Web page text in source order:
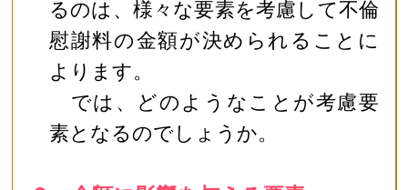
るのは、様々な要素を考慮して不倫
慰謝料の金額が決められることに
よります。
では、どのようなことが考慮要
素となるのでしょうか。